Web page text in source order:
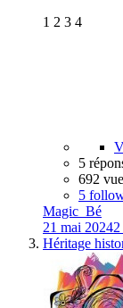
1 2 3 4
5
692
5
Magic_Bé
21 mai 20242
Héritage